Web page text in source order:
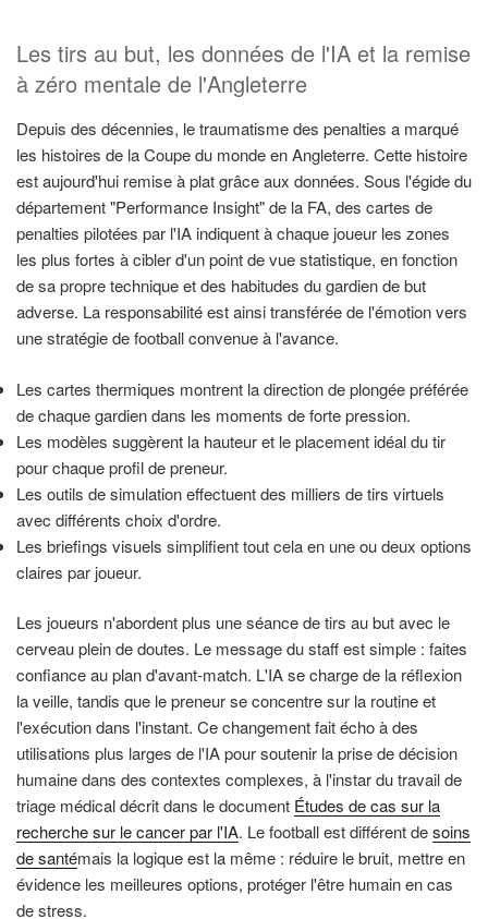
Les tirs au but, les données de l'IA et la remise
à zéro mentale de l'Angleterre
Depuis des décennies, le traumatisme des penalties a marqué
les histoires de la Coupe du monde en Angleterre. Cette histoire
est aujourd'hui remise à plat grâce aux données. Sous l'égide du
département "Performance Insight" de la FA, des cartes de
penalties pilotées par l'IA indiquent à chaque joueur les zones
les plus fortes à cibler d'un point de vue statistique, en fonction
de sa propre technique et des habitudes du gardien de but
adverse. La responsabilité est ainsi transférée de l'émotion vers
une stratégie de football convenue à l'avance.
Les cartes thermiques montrent la direction de plongée préférée
de chaque gardien dans les moments de forte pression.
Les modèles suggèrent la hauteur et le placement idéal du tir
pour chaque profil de preneur.
Les outils de simulation effectuent des milliers de tirs virtuels
avec différents choix d'ordre.
Les briefings visuels simplifient tout cela en une ou deux options
claires par joueur.
Les joueurs n'abordent plus une séance de tirs au but avec le
cerveau plein de doutes. Le message du staff est simple : faites
confiance au plan d'avant-match. L'IA se charge de la réflexion
la veille, tandis que le preneur se concentre sur la routine et
l'exécution dans l'instant. Ce changement fait écho à des
utilisations plus larges de l'IA pour soutenir la prise de décision
humaine dans des contextes complexes, à l'instar du travail de
triage médical décrit dans le document Études de cas sur la
recherche sur le cancer par l'IA. Le football est différent desoins
de santémais la logique est la même : réduire le bruit, mettre en
évidence les meilleures options, protéger l'être humain en cas
de stress.